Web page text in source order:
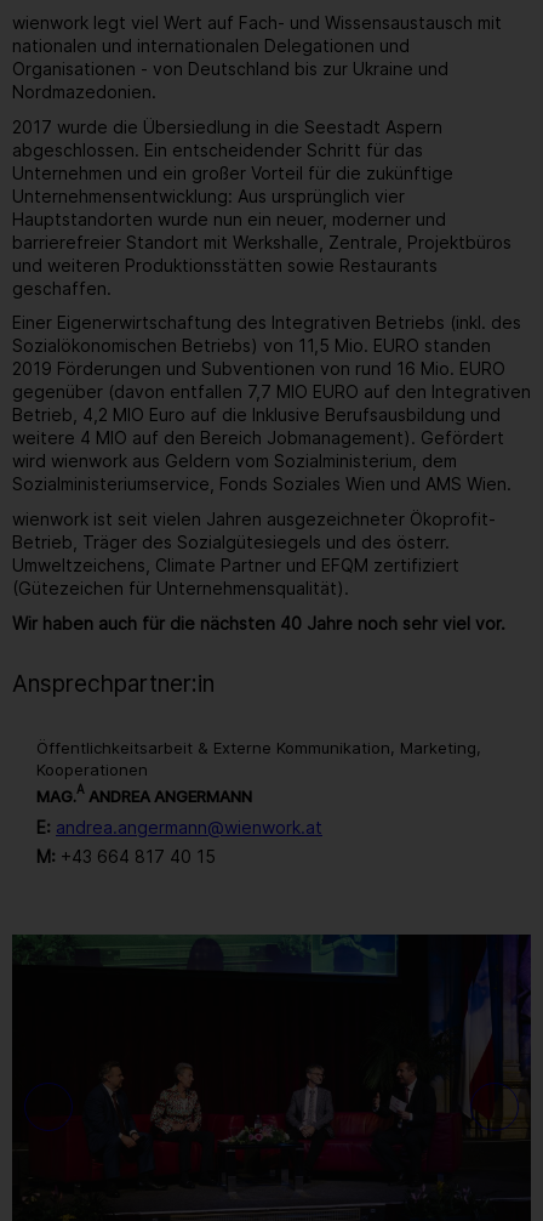
wienwork legt viel Wert auf Fach- und Wissensaustausch mit
nationalen und internationalen Delegationen und
Organisationen - von Deutschland bis zur Ukraine und
Nordmazedonien.
2017 wurde die Übersiedlung in die Seestadt Aspern
abgeschlossen. Ein entscheidender Schritt für das
Unternehmen und ein großer Vorteil für die zukünftige
Unternehmensentwicklung: Aus ursprünglich vier
Hauptstandorten wurde nun ein neuer, moderner und
barrierefreier Standort mit Werkshalle, Zentrale, Projektbüros
und weiteren Produktionsstätten sowie Restaurants
geschaffen.
Einer Eigenerwirtschaftung des Integrativen Betriebs (inkl. des
Sozialökonomischen Betriebs) von 11,5 Mio. EURO standen
2019 Förderungen und Subventionen von rund 16 Mio. EURO
gegenüber (davon entfallen 7,7 MIO EURO auf den Integrativen
Betrieb, 4,2 MIO Euro auf die Inklusive Berufsausbildung und
weitere 4 MIO auf den Bereich Jobmanagement). Gefördert
wird wienwork aus Geldern vom Sozialministerium, dem
Sozialministeriumservice, Fonds Soziales Wien und AMS Wien.
wienwork ist seit vielen Jahren ausgezeichneter Ökoprofit-
Betrieb, Träger des Sozialgütesiegels und des österr.
Umweltzeichens, Climate Partner und EFQM zertifiziert
(Gütezeichen für Unternehmensqualität).
Wir haben auch für die nächsten 40 Jahre noch sehr viel vor.
Ansprechpartner:in
Öffentlichkeitsarbeit & Externe Kommunikation, Marketing,
Kooperationen
MAG.A ANDREA ANGERMANN
E: andrea.angermann@wienwork.at
M: +43 664 817 40 15
68 / 259